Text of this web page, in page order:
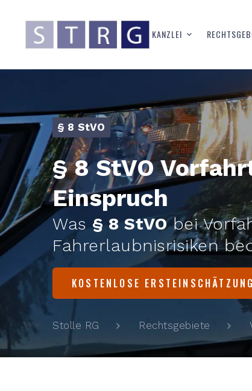
KANZLEI
§ 8 StVO
§ 8 StVO
Einspruch
Was § 8 StVObei
Fahrerlaubnisrisiken
KOSTENLOSE ERSTEINSCHÄTZUNG
Stolle RG Rechtsgebiete